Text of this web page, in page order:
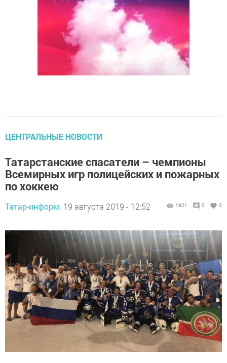
ЦЕНТРАЛЬНЫЕ НОВОСТИ
Татарстанские спасатели – чемпионы
Всемирных игр полицейских и пожарных
по хоккею
Татар-информ, 19 августа 2019 - 12:52 1921 0 0